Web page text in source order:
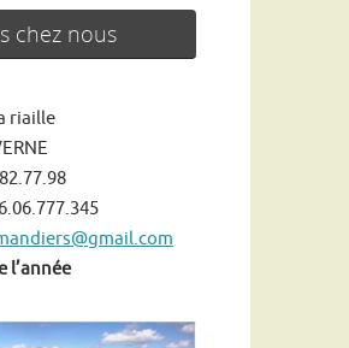
chez nous
riaille
l’année